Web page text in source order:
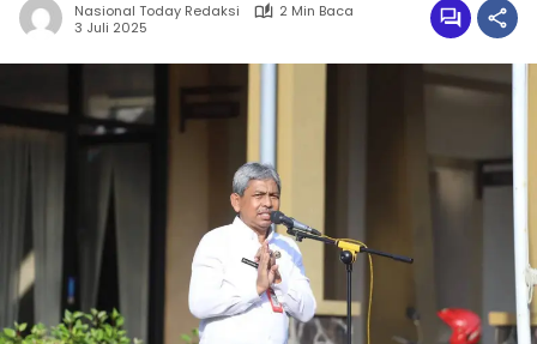
Nasional Today Redaksi
2 Min Baca
3 Juli 2025